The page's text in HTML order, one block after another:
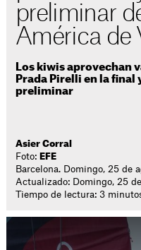
preliminar
América de
Los kiwis aprovechan
Prada Pirelli en la final
preliminar
Asier Corral
Foto: EFE
Barcelona. Domingo, 25 de
Actualizado: Domingo, 25
Tiempo de lectura: 3